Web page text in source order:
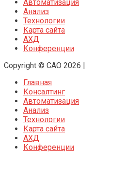
Автоматизация
Анализ
Технологии
Карта сайта
АХД
Конференции
Copyright © CAO 2026 |
Главная
Консалтинг
Автоматизация
Анализ
Технологии
Карта сайта
АХД
Конференции